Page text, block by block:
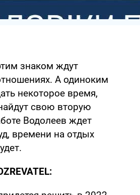
знаком ждут
А одиноким
некоторое время,
свою вторую
Водолеев ждет
времени на отдых